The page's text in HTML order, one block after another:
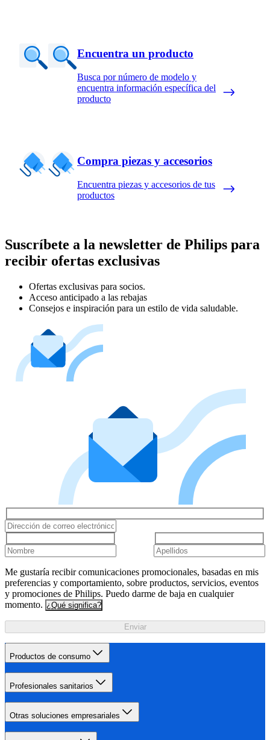
Encuentra un producto
Busca por número de modelo y
encuentra información específica del
producto
Compra piezas y accesorios
Encuentra piezas y accesorios de tus
productos
Suscríbete a la newsletter de Philips para
recibir ofertas exclusivas
Ofertas exclusivas para socios.
Acceso anticipado a las rebajas
Consejos e inspiración para un estilo de vida saludable.
Me gustaría recibir comunicaciones promocionales, basadas en mis
preferencias y comportamiento, sobre productos, servicios, eventos
y promociones de Philips. Puedo darme de baja en cualquier
momento. ¿Qué significa?
Enviar
Productos de consumo
Profesionales sanitarios
Otras soluciones empresariales